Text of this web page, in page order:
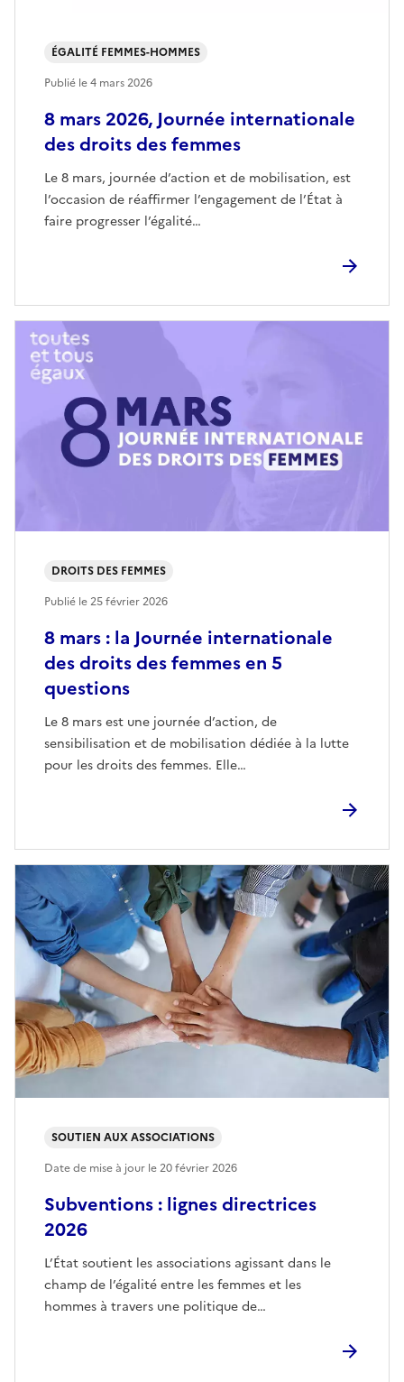
8 mars 2026, Journée internationale
des droits des femmes
Le 8 mars, journée d’action et de mobilisation, est
l’occasion de réaffirmer l’engagement de l’État à
faire progresser l’égalité…
ÉGALITÉ FEMMES-HOMMES
Publié le4 mars 2026
8 mars : la Journée internationale
des droits des femmes en 5
questions
Le 8 mars est une journée d’action, de
sensibilisation et de mobilisation dédiée à la lutte
pour les droits des femmes. Elle…
DROITS DES FEMMES
Publié le25 février 2026
Subventions : lignes directrices
2026
L’État soutient les associations agissant dans le
champ de l’égalité entre les femmes et les
hommes à travers une politique de…
SOUTIEN AUX ASSOCIATIONS
Date de mise à jour le20 février 2026